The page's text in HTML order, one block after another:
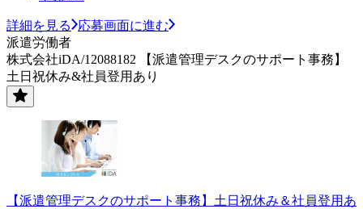
詳細を見る
応募画面に進む
派遣労働者
株式会社iDA/12088182 【派遣管理デスクのサポート事務】
土日祝休み&社員登用あり
【派遣管理デスクのサポート事務】土日祝休み＆社員登用あ